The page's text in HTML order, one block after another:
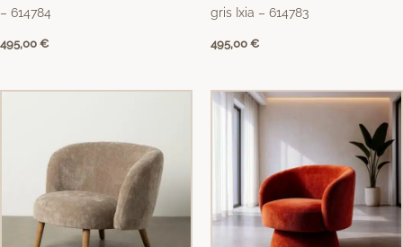
– 614784
495,00 €
gris Ixia – 614783
495,00 €